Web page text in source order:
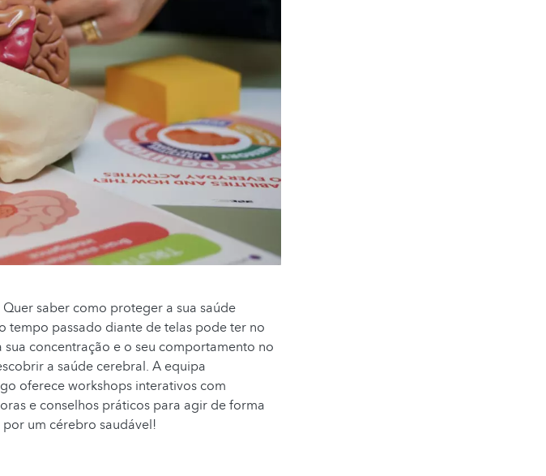
saber como proteger a sua saúde
tempo passado diante de telas pode ter no
concentração e o seu comportamento no
a saúde cerebral. A equipa
oferece workshops interativos com
e conselhos práticos para agir de forma
um cérebro saudável!